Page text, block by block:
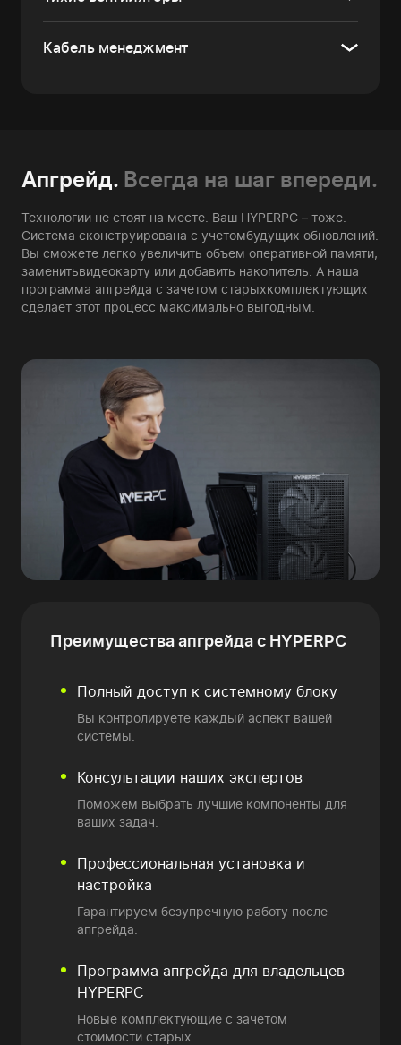
Кабель менеджмент
Апгрейд. Всегда на шаг впереди.
Технологии не стоят на месте. Ваш HYPERPC – тоже.
Система сконструирована с учетомбудущих обновлений.
Вы сможете легко увеличить объем оперативной памяти,
заменитьвидеокарту или добавить накопитель. А наша
программа апгрейда с зачетом старыхкомплектующих
сделает этот процесс максимально выгодным.
Преимуществаапгрейда с HYPERPC
Полный доступ к системному блоку
Вы контролируете каждый аспект вашей
системы.
Консультации наших экспертов
Поможем выбрать лучшие компоненты для
ваших задач.
Профессиональная установка и
настройка
Гарантируем безупречную работу после
апгрейда.
Программа апгрейда для владельцев
HYPERPC
Новые комплектующие с зачетом
стоимости старых.